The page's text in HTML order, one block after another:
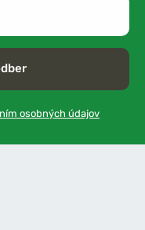
osobných údajov